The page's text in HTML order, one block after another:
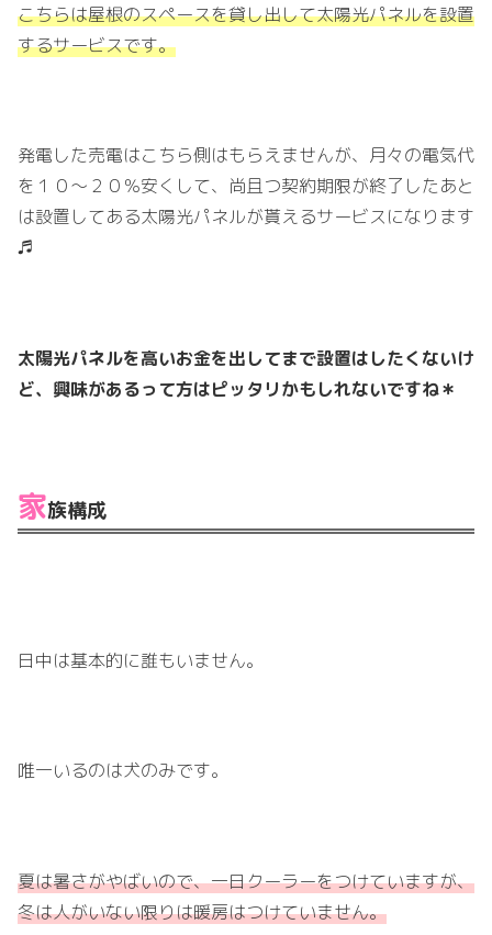
こちらは屋根のスペースを貸し出して太陽光パネルを設置
するサービスです。
発電した売電はこちら側はもらえませんが、月々の電気代
を１０〜２０％安くして、尚且つ契約期限が終了したあと
は設置してある太陽光パネルが貰えるサービスになります
♬
太陽光パネルを高いお金を出してまで設置はしたくないけ
ど、興味があるって方はピッタリかもしれないですね＊
家族構成
日中は基本的に誰もいません。
唯一いるのは犬のみです。
夏は暑さがやばいので、一日クーラーをつけていますが、
冬は人がいない限りは暖房はつけていません。